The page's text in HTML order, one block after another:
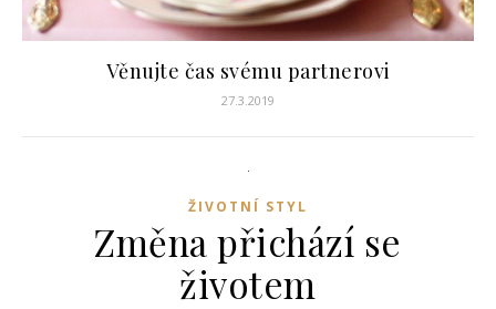
Věnujte čas svému partnerovi
27.3.2019
ŽIVOTNÍ STYL
Změna přichází se
životem